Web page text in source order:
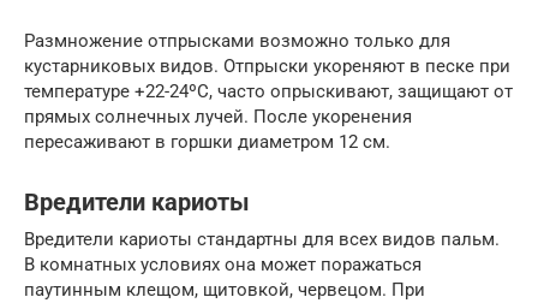
Размножение отпрысками возможно только для
кустарниковых видов. Отпрыски укореняют в песке при
температуре +22-24ºС, часто опрыскивают, защищают от
прямых солнечных лучей. После укоренения
пересаживают в горшки диаметром 12 см.
Вредители кариоты
Вредители кариоты стандартны для всех видов пальм.
В комнатных условиях она может поражаться
паутинным клещом, щитовкой, червецом. При